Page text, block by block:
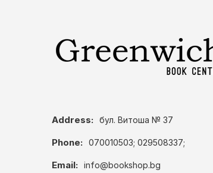
Address: бул. Витоша № 37
Phone: 070010503; 029508337;
Email: info@bookshop.bg